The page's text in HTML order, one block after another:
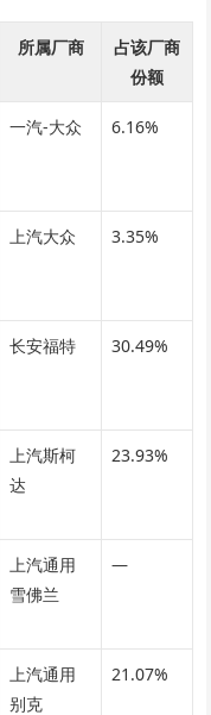
所属厂商
占该厂商
份额
一汽-大众 6.16%
上汽大众 3.35%
长安福特 30.49%
上汽斯柯
达
23.93%
上汽通用
雪佛兰
—
上汽通用
别克
21.07%